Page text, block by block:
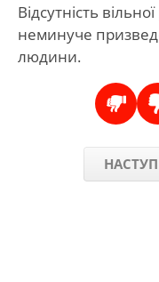
Відсутність
неминуче
людини.